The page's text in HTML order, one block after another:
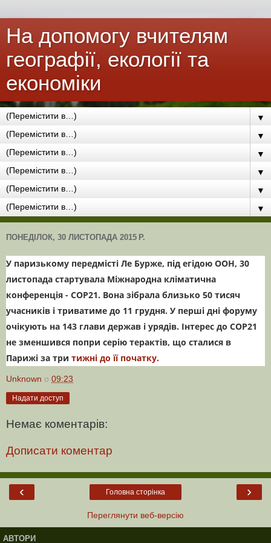
На допомогу вчителям
географії, екології та
економіки
▼
▼
▼
▼
▼
▼
ПОНЕДІЛОК, 30 ЛИСТОПАДА 2015 Р.
У паризькому передмісті Ле Бурже, під егідою ООН, 30
листопада стартувала Міжнародна кліматична
конференція - СОР21. Вона зібрала близько 50 тисяч
учасників і триватиме до 11 грудня. У перші дні форуму
очікують на 143 глави держав і урядів. Інтерес до СОР21
не зменшився попри серію терактів, що сталися в
Парижі за три тижні до її початку.
Unknown о 09:23
Надати доступ
Немає коментарів:
Дописати коментар
‹ ›
Головна сторінка
Переглянути веб-версію
АВТОРИ